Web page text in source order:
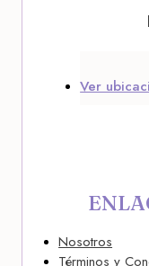
Ver
Nosotros
Términos y